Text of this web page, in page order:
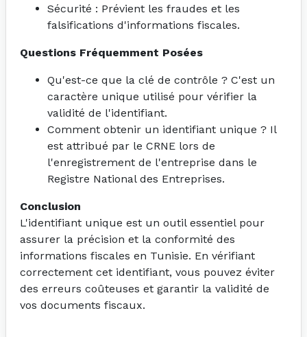
Sécurité : Prévient les fraudes et les
falsifications d'informations fiscales.
Questions Fréquemment Posées
Qu'est-ce que la clé de contrôle ? C'est un
caractère unique utilisé pour vérifier la
validité de l'identifiant.
Comment obtenir un identifiant unique ? Il
est attribué par le CRNE lors de
l'enregistrement de l'entreprise dans le
Registre National des Entreprises.
Conclusion
L'identifiant unique est un outil essentiel pour
assurer la précision et la conformité des
informations fiscales en Tunisie. En vérifiant
correctement cet identifiant, vous pouvez éviter
des erreurs coûteuses et garantir la validité de
vos documents fiscaux.